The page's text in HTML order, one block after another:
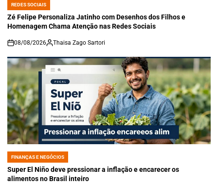
POSTED
IN
REDES SOCIAIS
Zé Felipe Personaliza Jatinho com Desenhos dos Filhos e
Homenagem Chama Atenção nas Redes Sociais
on
08/08/2026 Thaisa Zago Sartori
POSTED
IN
FINANÇAS E NEGÓCIOS
Super El Niño deve pressionar a inflação e encarecer os
alimentos no Brasil inteiro